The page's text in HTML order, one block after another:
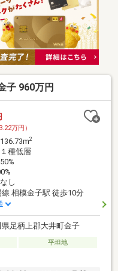
子 960万円
万円）
2
種低層
し
相模金子駅 徒歩10分
足柄上郡大井町金子
平坦地